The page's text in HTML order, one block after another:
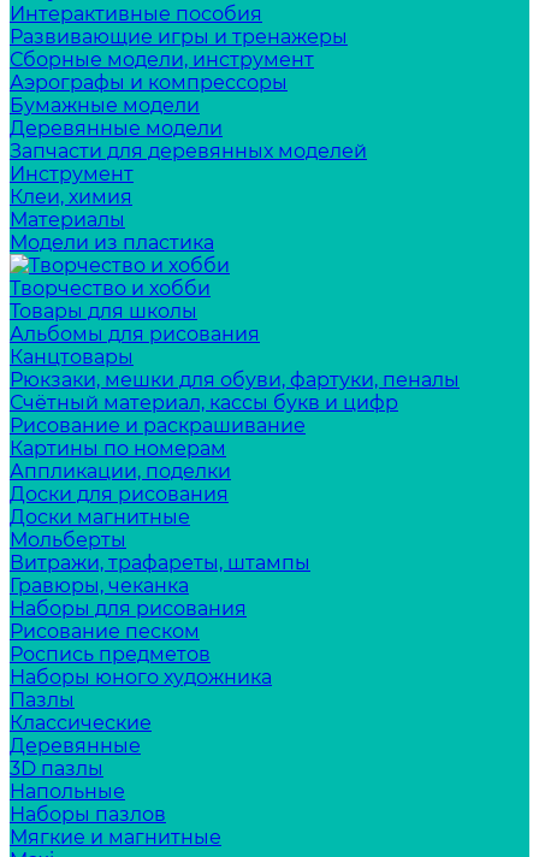
Интерактивные пособия
Развивающие игры и тренажеры
Сборные модели, инструмент
Аэрографы и компрессоры
Бумажные модели
Деревянные модели
Запчасти для деревянных моделей
Инструмент
Клеи, химия
Материалы
Модели из пластика
Творчество и хобби
Товары для школы
Альбомы для рисования
Канцтовары
Рюкзаки, мешки для обуви, фартуки, пеналы
Счётный материал, кассы букв и цифр
Рисование и раскрашивание
Картины по номерам
Аппликации, поделки
Доски для рисования
Доски магнитные
Мольберты
Витражи, трафареты, штампы
Гравюры, чеканка
Наборы для рисования
Рисование песком
Роспись предметов
Наборы юного художника
Пазлы
Классические
Деревянные
3D пазлы
Напольные
Наборы пазлов
Мягкие и магнитные